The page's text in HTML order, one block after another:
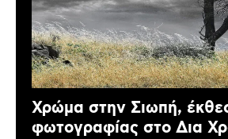
Χρώμα στην Σιωπή,
φωτογραφίας στο Δια